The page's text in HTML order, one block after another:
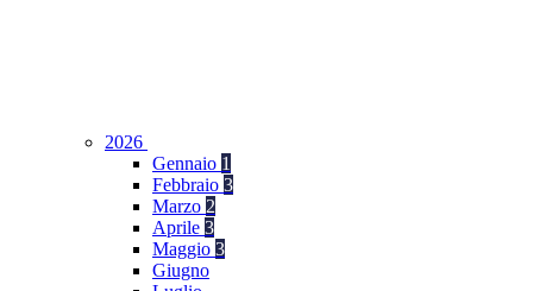
2026
Gennaio 1
Febbraio 3
Marzo 2
Aprile 3
Maggio 3
Giugno